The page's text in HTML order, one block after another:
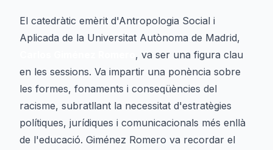
El catedràtic emèrit d'Antropologia Social i
Aplicada de la Universitat Autònoma de Madrid,
, va ser una figura clau
en les sessions. Va impartir una ponència sobre
les formes, fonaments i conseqüències del
racisme, subratllant la necessitat d'estratègies
polítiques, jurídiques i comunicacionals més enllà
de l'educació. Giménez Romero va recordar el